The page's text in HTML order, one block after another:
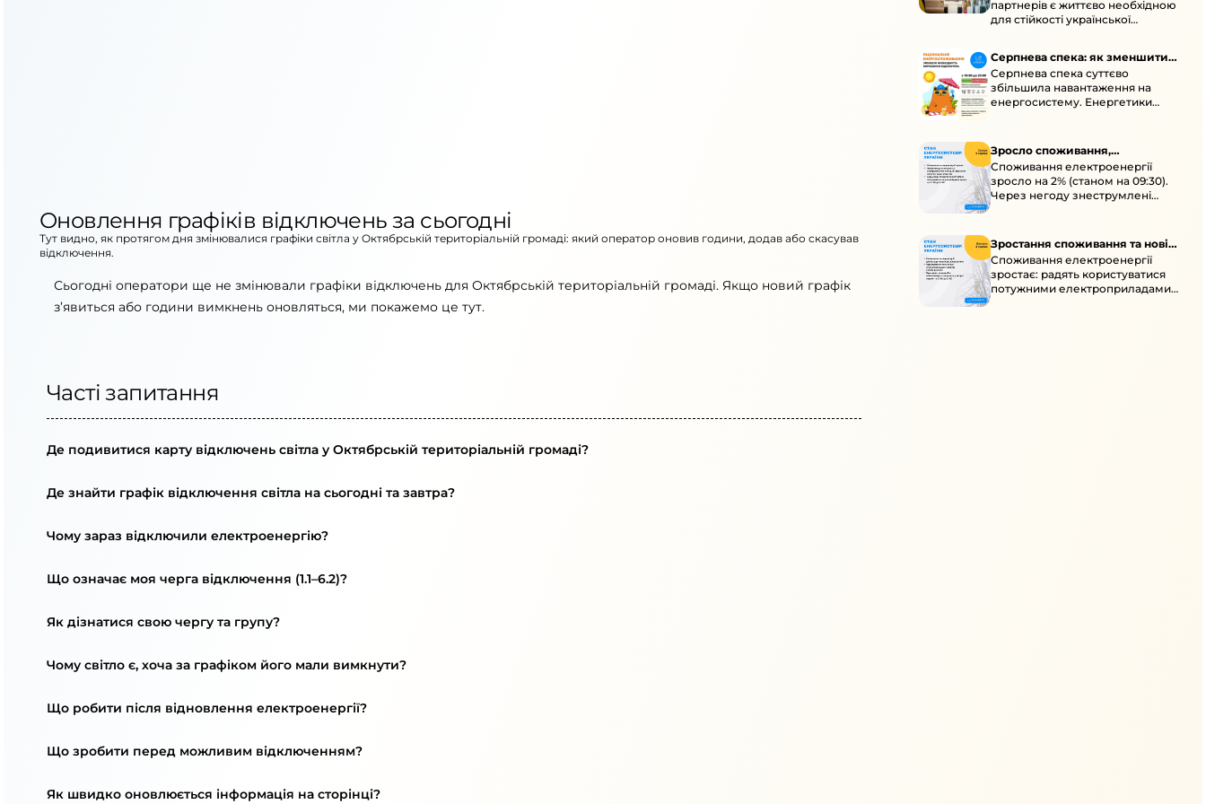
Оновлення графіків відключень за сьогодні
Тут видно, як протягом дня змінювалися графіки світла у Октябрській територіальній громаді: який оператор оновив години, додав або скасував
відключення.
Сьогодні оператори ще не змінювали графіки відключень для Октябрській територіальній громаді. Якщо новий графік
з’явиться або години вимкнень оновляться, ми покажемо це тут.
Часті запитання
Де подивитися карту відключень світла у Октябрській територіальній громаді?
Де знайти графік відключення світла на сьогодні та завтра?
Чому зараз відключили електроенергію?
Що означає моя черга відключення (1.1–6.2)?
Як дізнатися свою чергу та групу?
Чому світло є, хоча за графіком його мали вимкнути?
Що робити після відновлення електроенергії?
Що зробити перед можливим відключенням?
Як швидко оновлюється інформація на сторінці?
енергосистеми
партнерів є життєво необхідною
для стійкості української
наступної зими.
Серпнева спека: як зменшити
навантаження
Серпнева спека суттєво
збільшила навантаження на
енергосистему. Енергетики
ощадливо споживати.
Зросло споживання,
знеструмлення через негоду й
атаки
Споживання електроенергії
зросло на 2% (станом на 09:30).
Через негоду знеструмлені
понад 70 населених пунктів.
електроприлади вдень.
Зростання споживання та нові
знеструмлення
Споживання електроенергії
зростає: радять користуватися
потужними електроприладами з
10:00 до 16:00 та ощадливо з 17:00